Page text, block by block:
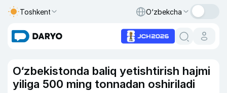
Toshkent O‘zbekcha
O‘zbekistonda baliq yetishtirish hajmi
yiliga 500 ming tonnadan oshiriladi